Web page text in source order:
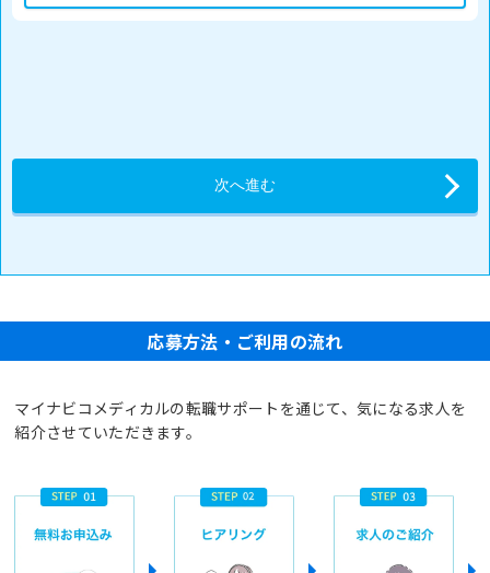
応募方法・ご利用の流れ
マイナビコメディカルの転職サポートを通じて、気になる求人を
紹介させていただきます。